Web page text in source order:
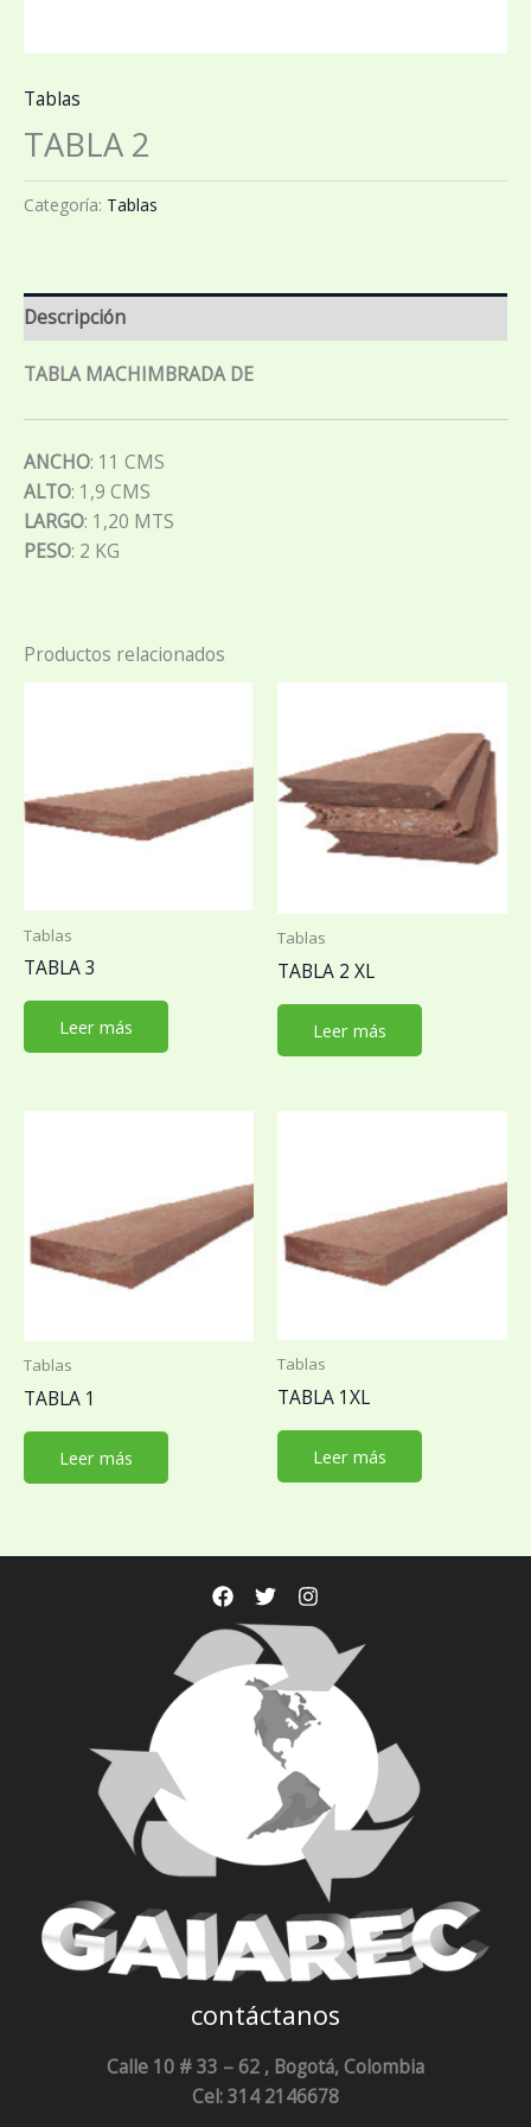
Tablas
TABLA 2
Categoría: Tablas
Descripción
TABLA MACHIMBRADA DE
ANCHO: 11 CMS
ALTO: 1,9 CMS
LARGO: 1,20 MTS
PESO: 2 KG
Productos relacionados
Tablas
TABLA 3
Leer más
Tablas
TABLA 2 XL
Leer más
Tablas
TABLA 1
Leer más
Tablas
TABLA 1XL
Leer más
contáctanos
Calle 10 # 33 – 62 , Bogotá, Colombia
Cel: 314 2146678